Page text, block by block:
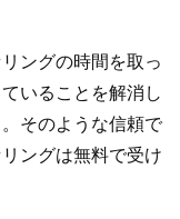
ングの時間を取っ
いることを解消し
そのような信頼で
ングは無料で受け